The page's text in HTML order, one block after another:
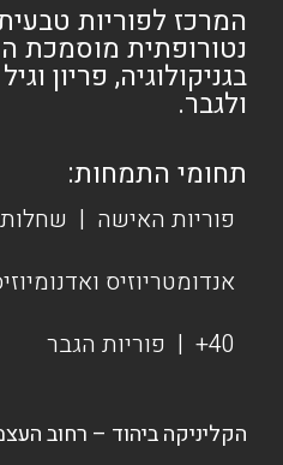
המרכז לפוריות
נטורופתית מוסמכת
בגניקולוגיה, פריון
ולגבר.
תחומי התמחות:
פוריות האישה | שחלות
אנדומטריוזיס
40+
| פוריות הגבר
הקליניקה ביהוד – רחוב העצמאות 40,